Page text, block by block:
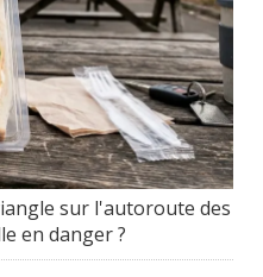
sur l'autoroute des
en danger ?